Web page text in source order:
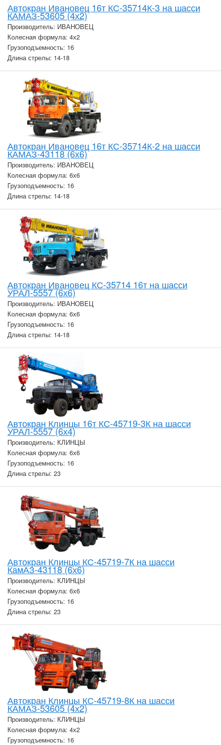
Автокран Ивановец 16т КС-35714К-3 на шасси
КАМАЗ-53605 (4х2)
Производитель: ИВАНОВЕЦ
Колесная формула: 4х2
Грузоподъемность: 16
Длина стрелы: 14-18
Автокран Ивановец 16т КС-35714К-2 на шасси
КАМАЗ-43118 (6х6)
Производитель: ИВАНОВЕЦ
Колесная формула: 6х6
Грузоподъемность: 16
Длина стрелы: 14-18
Автокран Ивановец КС-35714 16т на шасси
УРАЛ-5557 (6х6)
Производитель: ИВАНОВЕЦ
Колесная формула: 6х6
Грузоподъемность: 16
Длина стрелы: 14-18
Автокран Клинцы 16т КС-45719-3К на шасси
УРАЛ-5557 (6х4)
Производитель: КЛИНЦЫ
Колесная формула: 6х6
Грузоподъемность: 16
Длина стрелы: 23
Автокран Клинцы КС-45719-7К на шасси
КамАЗ-43118 (6х6)
Производитель: КЛИНЦЫ
Колесная формула: 6х6
Грузоподъемность: 16
Длина стрелы: 23
Автокран Клинцы КС-45719-8К на шасси
КАМАЗ-53605 (4х2)
Производитель: КЛИНЦЫ
Колесная формула: 4х2
Грузоподъемность: 16